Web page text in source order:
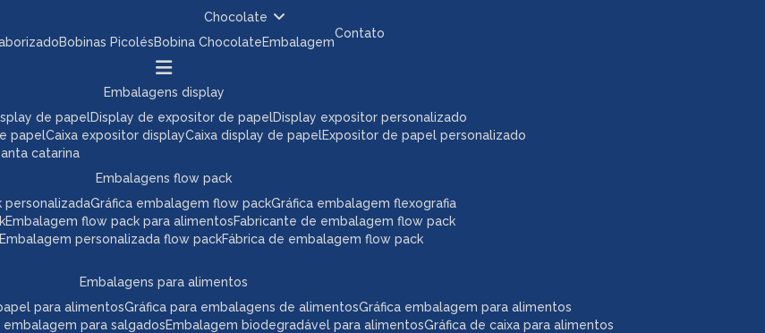
Chocolate
Bobina Chocolate Embalagem
Bobinas Picolés
Contato
embalagens display
de papel
display de expositor de papel
display expositor personalizado
papel
caixa expositor display expositor de papel personalizado
caixa display de papel
catarina
embalagens flow pack
personalizada
gráfica embalagem flow pack
gráfica embalagem flexografia
embalagem flow pack para alimentos fabricante de embalagem flow pack
embalagem personalizada flow pack fábrica de embalagem flow pack
embalagens para alimentos
para alimentos
gráfica para embalagens de alimentos
gráfica embalagem para alimentos
embalagem para salgados embalagem biodegradável para alimentos
gráfica de caixa para alimentos